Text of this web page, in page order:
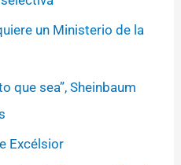
un Ministerio de la
que sea”, Sheinbaum
Excélsior